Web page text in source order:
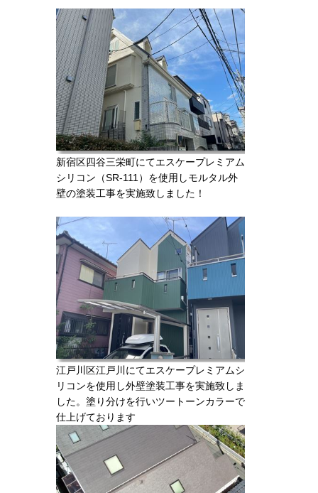
新宿区四谷三栄町にてエスケープレミアム
シリコン（SR-111）を使用しモルタル外
壁の塗装工事を実施致しました！
江戸川区江戸川にてエスケープレミアムシ
リコンを使用し外壁塗装工事を実施致しま
した。塗り分けを行いツートーンカラーで
仕上げております